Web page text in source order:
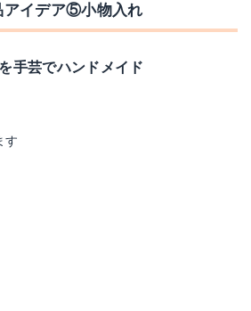
アイデア⑤小物入れ
手芸でハンドメイド
す